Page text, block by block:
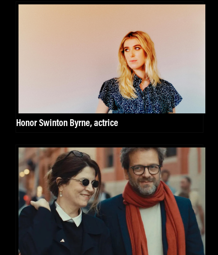
Honor Swinton Byrne, actrice